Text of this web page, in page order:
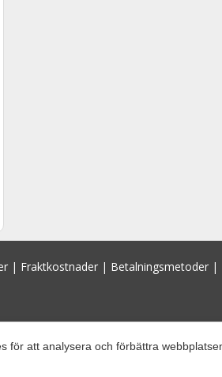
| Fraktkostnader | Betalningsmetoder |
för att analysera och förbättra